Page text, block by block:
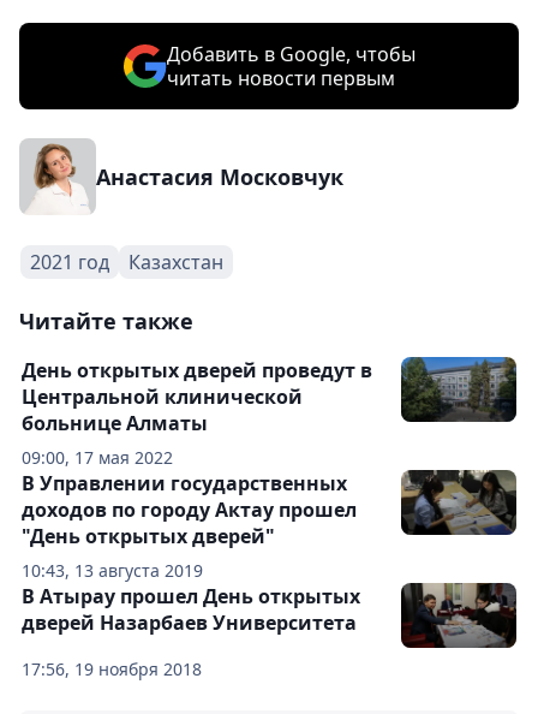
Добавить в Google, чтобы
читать новости первым
Анастасия Московчук
2021 год Казахстан
Читайте также
09:00, 17 мая 2022
День открытых дверей проведут в
Центральной клинической
больнице Алматы
10:43, 13 августа 2019
В Управлении государственных
доходов по городу Актау прошел
"День открытых дверей"
17:56, 19 ноября 2018
В Атырау прошел День открытых
дверей Назарбаев Университета